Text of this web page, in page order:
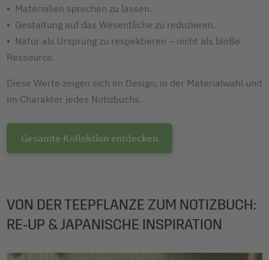
▪ Materialien sprechen zu lassen.
▪ Gestaltung auf das Wesentliche zu reduzieren.
▪ Natur als Ursprung zu respektieren – nicht als bloße
Ressource.
Diese Werte zeigen sich im Design, in der Materialwahl und
im Charakter jedes Notizbuchs.
Gesamte Kollektion entdecken
VON DER TEEPFLANZE ZUM NOTIZBUCH:
RE‑UP & JAPANISCHE INSPIRATION